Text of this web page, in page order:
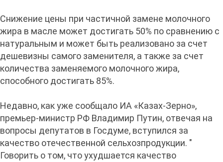
Снижение цены при частичной замене молочного
жира в масле может достигать 50% по сравнению с
натуральным и может быть реализовано за счет
дешевизны самого заменителя, а также за счет
количества заменяемого молочного жира,
способного достигать 85%.
Недавно, как уже сообщало ИА «Казах-Зерно»,
премьер-министр РФ Владимир Путин, отвечая на
вопросы депутатов в Госдуме, вступился за
качество отечественной сельхозпродукции. "
Говорить о том, что ухудшается качество